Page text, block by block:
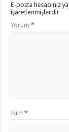
E-posta hesabınız
işaretlenmişlerdir
Yorum*
İsim*